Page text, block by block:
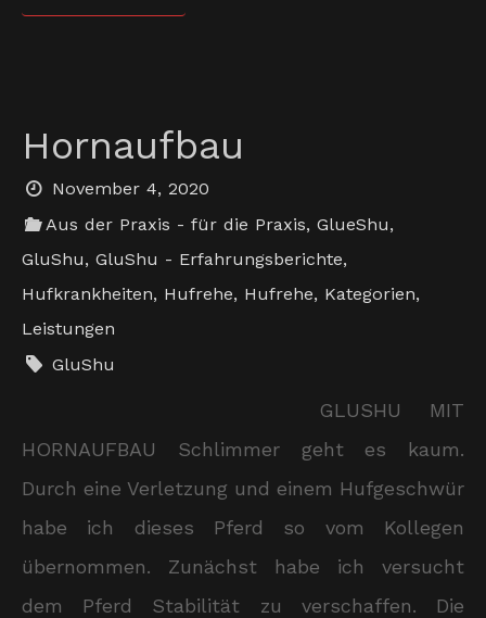
Hornaufbau
November 4, 2020
Aus der Praxis - für die Praxis,GlueShu,
GluShu, GluShu - Erfahrungsberichte,
Hufkrankheiten, Hufrehe, Hufrehe, Kategorien,
Leistungen
GluShu
GLUSHU MIT
HORNAUFBAU Schlimmer geht es kaum.
Durch eine Verletzung und einem Hufgeschwür
habe ich dieses Pferd so vom Kollegen
übernommen. Zunächst habe ich versucht
dem Pferd Stabilität zu verschaffen. Die